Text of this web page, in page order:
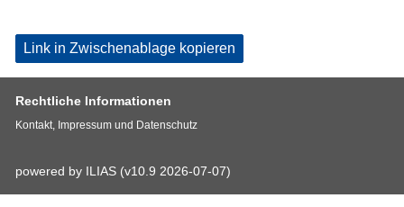
Link in Zwischenablage kopieren
Rechtliche Informationen
Kontakt, Impressum und Datenschutz
powered by ILIAS (v10.9 2026-07-07)